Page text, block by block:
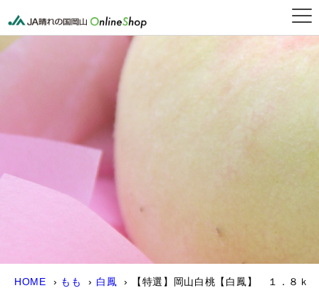
HOME もも 白鳳 【特選】岡山白桃【白鳳】 １．８ｋ